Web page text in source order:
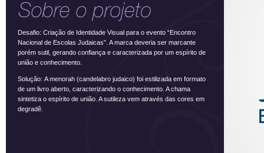
Desafio: Criação de Identidade Visual para o evento “Encontro
Nacional de Escolas Judaicas”. A marca deveria ser marcante
porém sutil, gerando confiança e caracterizada por um espírito de
união e conhecimento.
Solução: A menorah (candelabro judaico) foi estilizada em formato
de um livro aberto, caracterizando o conhecimento. A chama
sintetiza o espírito de união. A sutileza vem através das cores em
degradê.